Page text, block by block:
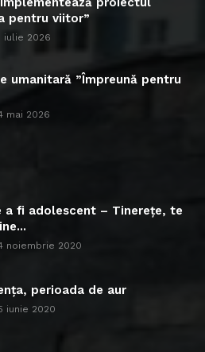
pentru viitor”
iulie 2026
umanitară ”Împreună pentru
mai 2026
a fi adolescent – Tinerețe, te
noiembrie 2020
perioada de aur
iunie 2020